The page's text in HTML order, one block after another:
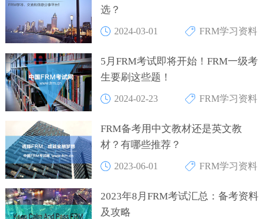
选？
2024-03-01 FRM学习资料
5月FRM考试即将开始！FRM一级考
生要刷这些题！
2024-02-23 FRM学习资料
FRM备考用中文教材还是英文教
材？有哪些推荐？
2023-06-01 FRM学习资料
2023年8月FRM考试汇总：备考资料
及攻略